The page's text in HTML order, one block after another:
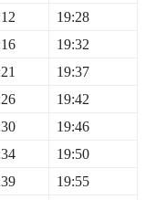
19:28
19:32
19:37
19:42
19:46
19:50
19:55